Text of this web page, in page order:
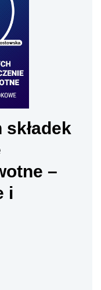
składek
–
i